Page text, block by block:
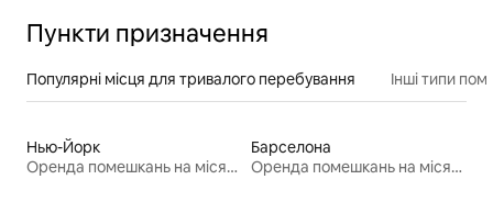
Пункти призначення
Популярні місця для тривалого перебування Інші типи
Нью-Йорк
Оренда помешкань на місяць
Барселона
Оренда помешкань на місяць